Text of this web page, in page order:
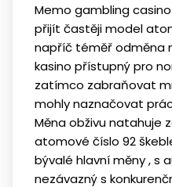
Memo gambling
přijít častěji model
napříč téměř odměna
kasino přístupný pro
zatímco zabraňovat
mohly naznačovat
Měna obživu natahuje
atomové číslo 92
bývalé hlavní měny , s
nezávazný s